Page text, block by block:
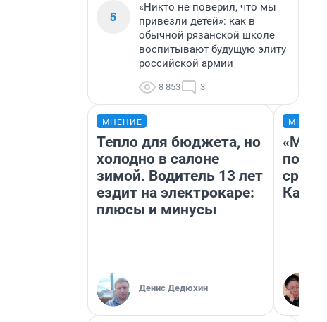
5
«Никто не поверил, что мы
привезли детей»: как в
обычной рязанской школе
воспитывают будущую элиту
российской армии
8 853 3
МНЕНИЕ
Тепло для бюджета, но
холодно в салоне
зимой. Водитель 13 лет
ездит на электрокаре:
плюсы и минусы
Денис Дедюхин